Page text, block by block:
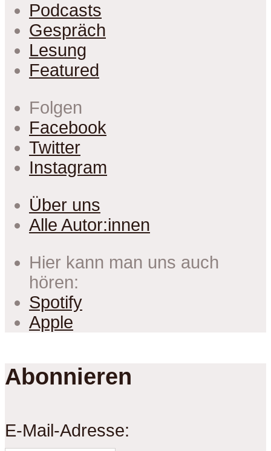
Podcasts
Gespräch
Lesung
Featured
Folgen
Facebook
Twitter
Instagram
Über uns
Alle Autor:innen
Hier kann man uns auch
hören:
Spotify
Apple
Abonnieren
E-Mail-Adresse: